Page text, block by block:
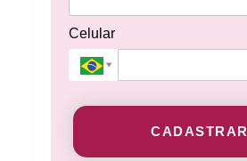
Celular
CADASTRAR